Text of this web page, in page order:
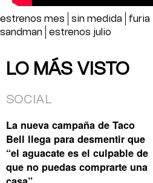
estrenos mes sin medida furia
sandman
estrenos julio
LO MÁS VISTO
SOCIAL
La nueva campaña de Taco
Bell llega para desmentir que
“el aguacate es el culpable de
que no puedas comprarte una